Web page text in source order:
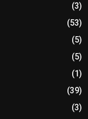
(3)
(53)
(5)
(5)
(1)
(39)
(3)